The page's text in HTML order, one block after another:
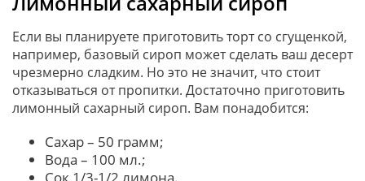
Если вы планируете приготовить торт со сгущенкой,
например, базовый сироп может сделать ваш десерт
чрезмерно сладким. Но это не значит, что стоит
отказываться от пропитки. Достаточно приготовить
лимонный сахарный сироп. Вам понадобится:
Сахар – 50 грамм;
Вода – 100 мл.;
Сок 1/3-1/2 лимона.